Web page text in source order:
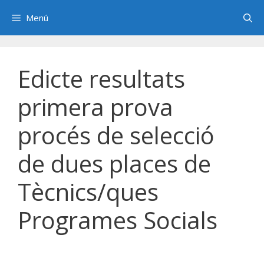
contenido
Menú
Edicte resultats
primera prova
procés de selecció
de dues places de
Tècnics/ques
Programes Socials